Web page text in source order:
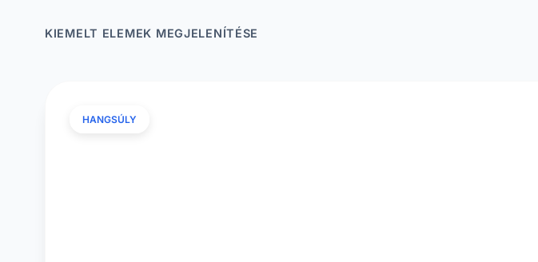
KIEMELT ELEMEK MEGJELENÍTÉSE
HANGSÚLY